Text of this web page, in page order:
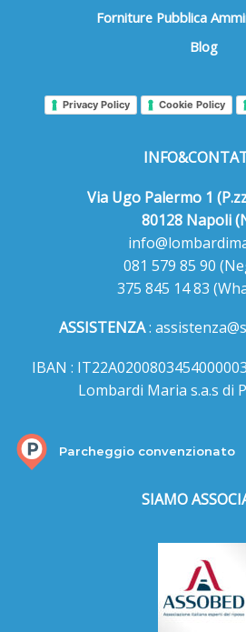
Forniture Pubblica
Blog
Privacy Policy Cookie Policy
Via Ugo Palermo 1
80128 Napoli
081 579 85 90
375 845 14 83
ASSISTENZA:
IBAN :
Lombardi Maria s.a.s di
Parcheggio convenzionato
SIAMO